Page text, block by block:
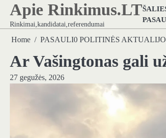
Skip
content
Apie Rinkimus.LT
Rinkimai,kandidatai,referendumai
Home PASAULI0 POLITINĖS
Ar Vašingtonas gali
27 gegužės, 2026